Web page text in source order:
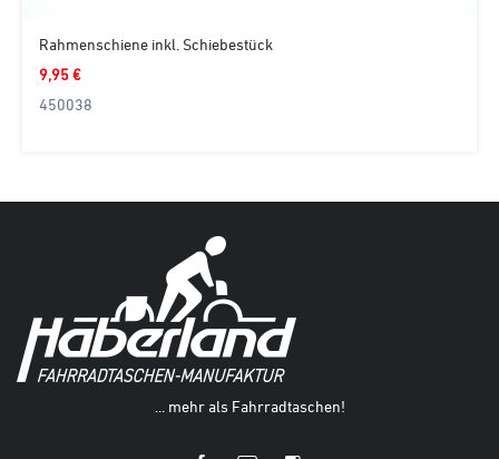
Rahmenschiene inkl. Schiebestück
9,95 €
450038
... mehr als Fahrradtaschen!